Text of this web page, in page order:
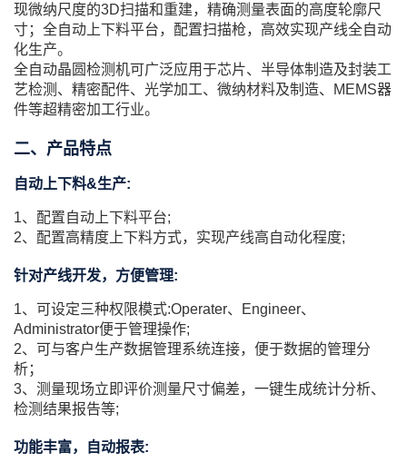
现微纳尺度的3D扫描和重建，精确测量表面的高度轮廓尺
寸；全自动上下料平台，配置扫描枪，高效实现产线全自动
化生产。
全自动晶圆检测机可广泛应用于芯片、半导体制造及封装工
艺检测、精密配件、光学加工、微纳材料及制造、MEMS器
件等超精密加工行业。
二、产品特点
自动上下料&生产:
1、配置自动上下料平台;
2、配置高精度上下料方式，实现产线高自动化程度;
针对产线开发，方便管理:
1、可设定三种权限模式:Operater、Engineer、
Administrator便于管理操作;
2、可与客户生产数据管理系统连接，便于数据的管理分
析；
3、测量现场立即评价测量尺寸偏差，一键生成统计分析、
检测结果报告等;
功能丰富，自动报表: